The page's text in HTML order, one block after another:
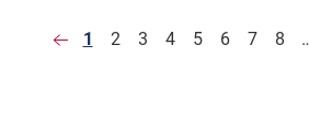
1 2 3 4 5 6 7 8